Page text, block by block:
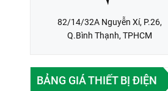
82/14/32A Nguyễn Xí, P.26,
Q.Bình Thạnh, TPHCM
BẢNG GIÁ THIẾT BỊ ĐIỆN